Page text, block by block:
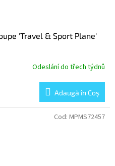
'Travel & Sport Plane'
Odeslání do třech týdnů
Adaugă în Coş
Cod: MPMS72457